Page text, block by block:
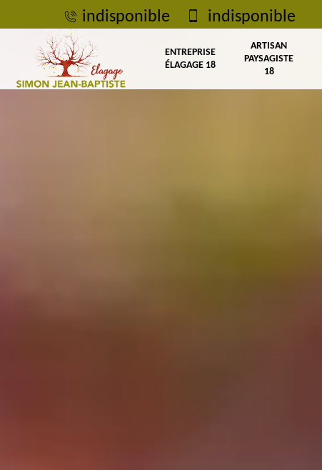
indisponible indisponible
ENTREPRISE
ÉLAGAGE 18
ARTISAN
PAYSAGISTE
18